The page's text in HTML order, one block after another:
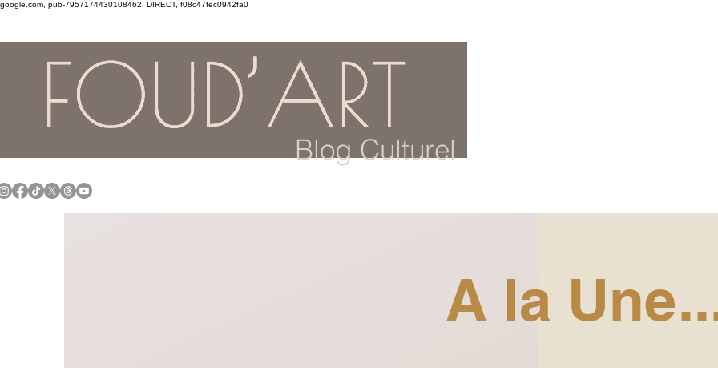
google.com, pub-7957174430108462, DIRECT, f08c47fec0942fa0
Blog Culturel
A la